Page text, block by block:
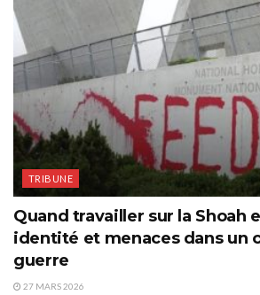
TRIBUNE
Quand travailler sur la Shoah
identité et menaces dans un
guerre
27 MARS 2026